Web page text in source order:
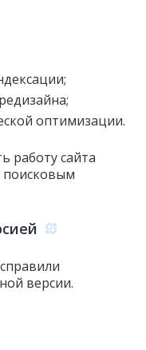
оптимизации.
работу сайта
поисковым
версии.